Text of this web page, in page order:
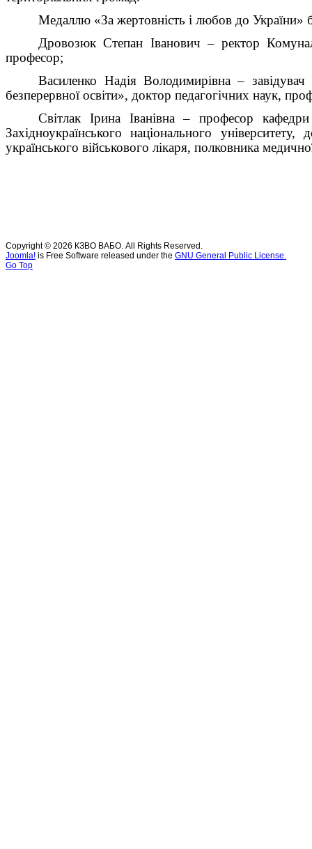
Медаллю «За жертовність і любов до України»
Дровозюк Степан Іванович – ректор
професор;
Василенко Надія Володимирівна –
безперервної освіти», доктор педагогічних наук,
Світлак Ірина Іванівна – професор кафедри
Західноукраїнського національного
українського військового лікаря, полковника
Copyright © 2026 КЗВО ВАБО. All Rights Reserved.
Joomla! is Free Software released under the GNU General Public License.
Go Top